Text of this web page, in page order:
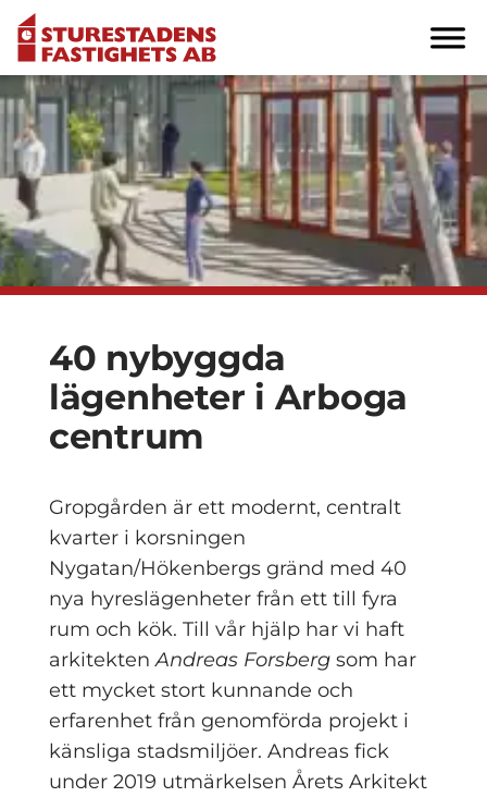
40 nybyggda
lägenheter i Arboga
centrum
Gropgården är ett modernt, centralt
kvarter i korsningen
Nygatan/Hökenbergs gränd med 40
nya hyreslägenheter från ett till fyra
rum och kök. Till vår hjälp har vi haft
arkitektenAndreas Forsbergsom har
ett mycket stort kunnande och
erfarenhet från genomförda projekt i
känsliga stadsmiljöer. Andreas fick
under 2019 utmärkelsen Årets Arkitekt